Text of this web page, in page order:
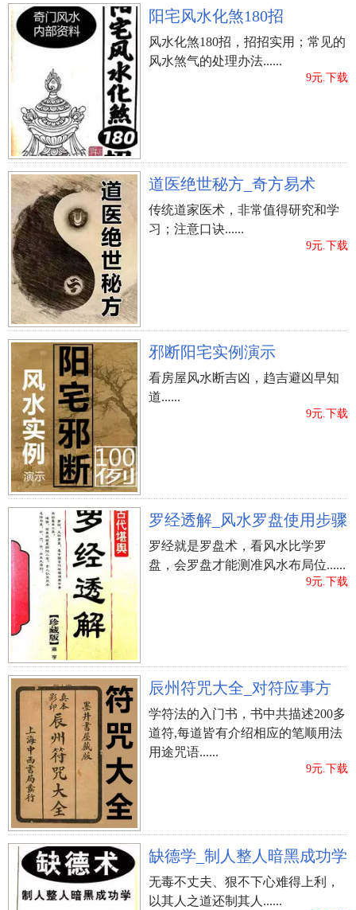
阳宅风水化煞180招
风水化煞180招，招招实用；常见的
风水煞气的处理办法......
9元.下载
道医绝世秘方_奇方易术
传统道家医术，非常值得研究和学
习；注意口诀......
9元.下载
邪断阳宅实例演示
看房屋风水断吉凶，趋吉避凶早知
道......
9元.下载
罗经透解_风水罗盘使用步骤
罗经就是罗盘术，看风水比学罗
盘，会罗盘才能测准风水布局位......
9元.下载
辰州符咒大全_对符应事方
学符法的入门书，书中共描述200多
道符,每道皆有介绍相应的笔顺用法
用途咒语......
9元.下载
缺德学_制人整人暗黑成功学
无毒不丈夫、狠不下心难得上利，
以其人之道还制其人......